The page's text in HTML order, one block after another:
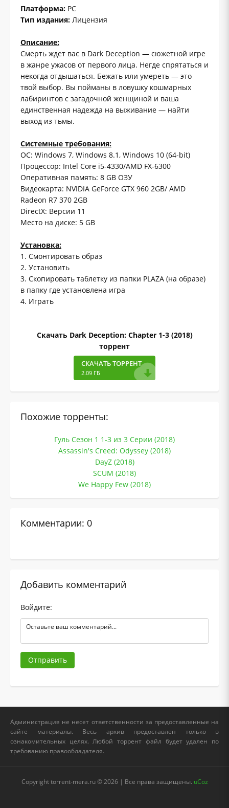
Платформа: PC
Тип издания: Лицензия
Описание:
Смерть ждет вас в Dark Deception — сюжетной игре
в жанре ужасов от первого лица. Негде спрятаться и
некогда отдышаться. Бежать или умереть — это
твой выбор. Вы пойманы в ловушку кошмарных
лабиринтов с загадочной женщиной и ваша
единственная надежда на выживание — найти
выход из тьмы.
Системные требования:
ОС: Windows 7, Windows 8.1, Windows 10 (64-bit)
Процессор: Intel Core i5-4330/AMD FX-6300
Оперативная память: 8 GB ОЗУ
Видеокарта: NVIDIA GeForce GTX 960 2GB/ AMD
Radeon R7 370 2GB
DirectX: Версии 11
Место на диске: 5 GB
Установка:
1. Смонтировать образ
2. Установить
3. Скопировать таблетку из папки PLAZA (на образе)
в папку где установлена игра
4. Играть
Скачать Dark Deception: Chapter 1-3 (2018)
торрент
СКАЧАТЬ ТОРРЕНТ
2.09 ГБ
Похожие торренты:
Гуль Сезон 1 1-3 из 3 Серии (2018)
Assassin's Creed: Odyssey (2018)
DayZ (2018)
SCUM (2018)
We Happy Few (2018)
Комментарии: 0
Добавить комментарий
Войдите:
Отправить
Администрация не несет ответственности за предоставленные на
сайте материалы. Весь архив предоставлен только в
ознакомительных целях. Любой торрент файл будет удален по
требованию правообладателя.
Copyright torrent-mera.ru © 2026 | Все права защищены. uCoz